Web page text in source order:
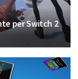
per Switch 2